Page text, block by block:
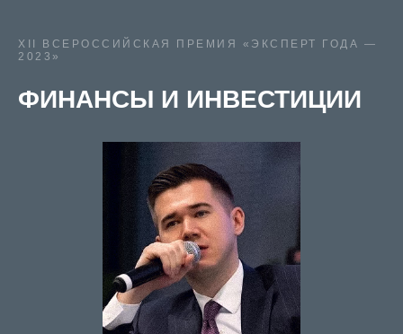
XII ВСЕРОССИЙСКАЯ ПРЕМИЯ «ЭКСПЕРТ ГОДА —
2023»
ФИНАНСЫ И ИНВЕСТИЦИИ